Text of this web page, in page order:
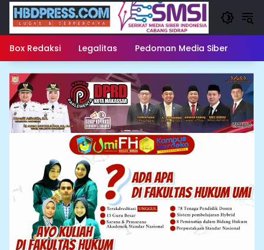
Langsung
konten
Box Redaksi Legalitas Pedoman Media Siber